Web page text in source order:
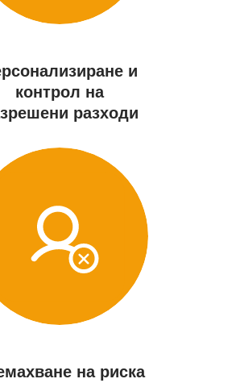
и
контрол на
разходи
на риска